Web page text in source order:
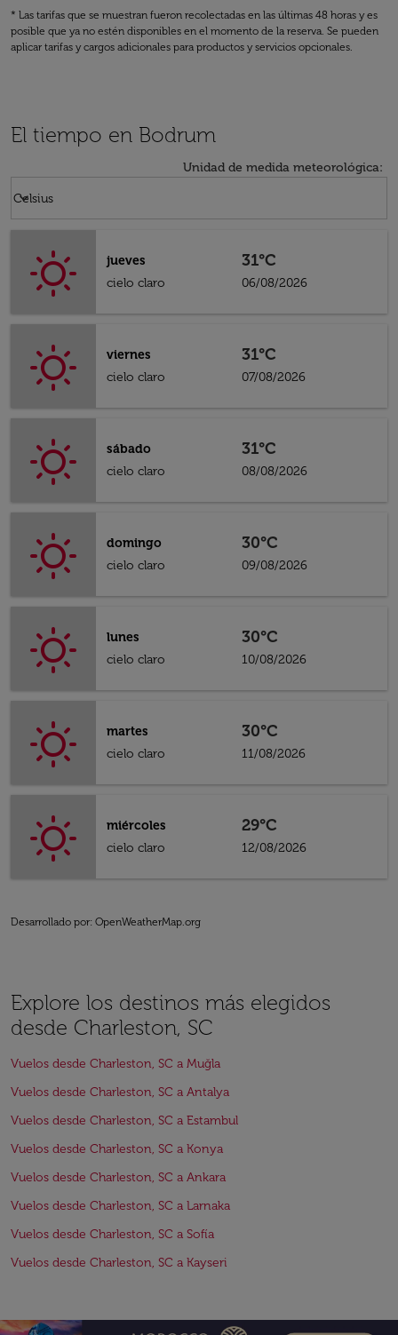
* Las tarifas que se muestran fueron recolectadas en las últimas 48 horas y es
posible que ya no estén disponibles en el momento de la reserva. Se pueden
aplicar tarifas y cargos adicionales para productos y servicios opcionales.
El tiempo en Bodrum
Unidad de medida meteorológica:
Celsius
keyboard_arrow_down
jueves
cielo claro
31°C
06/08/2026
viernes
cielo claro
31°C
07/08/2026
sábado
cielo claro
31°C
08/08/2026
domingo
cielo claro
30°C
09/08/2026
lunes
cielo claro
30°C
10/08/2026
martes
cielo claro
30°C
11/08/2026
miércoles
cielo claro
29°C
12/08/2026
Desarrollado por: OpenWeatherMap.org
Explore los destinos más elegidos
desde Charleston, SC
Vuelos desde Charleston, SC a Muğla
Vuelos desde Charleston, SC a Antalya
Vuelos desde Charleston, SC a Estambul
Vuelos desde Charleston, SC a Konya
Vuelos desde Charleston, SC a Ankara
Vuelos desde Charleston, SC a Larnaka
Vuelos desde Charleston, SC a Sofía
Vuelos desde Charleston, SC a Kayseri